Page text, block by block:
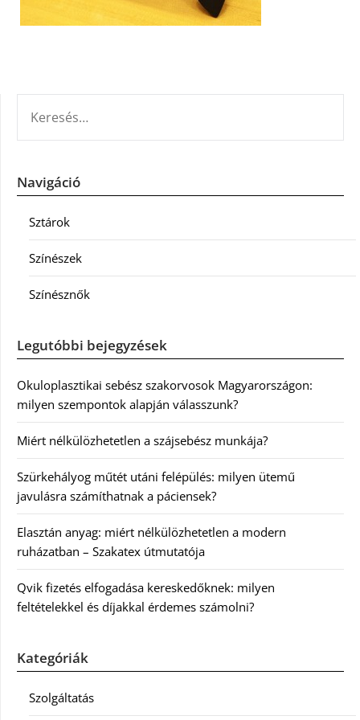
Navigáció
Sztárok
Színészek
Színésznők
Legutóbbi bejegyzések
Okuloplasztikai sebész szakorvosok Magyarországon:
milyen szempontok alapján válasszunk?
Miért nélkülözhetetlen a szájsebész munkája?
Szürkehályog műtét utáni felépülés: milyen ütemű
javulásra számíthatnak a páciensek?
Elasztán anyag: miért nélkülözhetetlen a modern
ruházatban – Szakatex útmutatója
Qvik fizetés elfogadása kereskedőknek: milyen
feltételekkel és díjakkal érdemes számolni?
Kategóriák
Szolgáltatás